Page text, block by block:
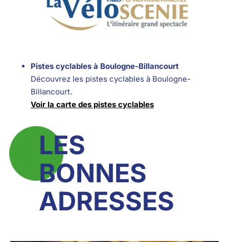
Pistes cyclables à Boulogne-Billancourt
Découvrez les pistes cyclables à Boulogne-
Billancourt.
Voir la carte des pistes cyclables
LES
BONNES
ADRESSES